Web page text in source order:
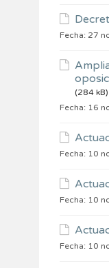
Fecha: 27
(284 kB)
Fecha: 16
Fecha: 10
Fecha: 10
Fecha: 10